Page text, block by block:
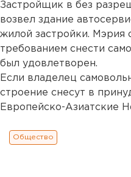
Застройщик в без
возвел здание
жилой застройки. Мэрия
требованием снести
был удовлетворен.
Если владелец
строение снесут в
Европейско-Азиатские
Общество